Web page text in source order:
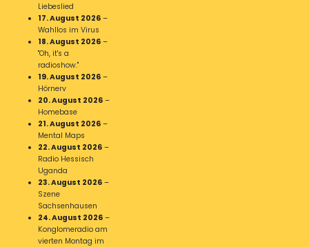
Liebeslied
17. August 2026 –
Wahllos im Virus
18. August 2026 –
"Oh, it's a
radioshow."
19. August 2026 –
Hörnerv
20. August 2026 –
Homebase
21. August 2026 –
Mental Maps
22. August 2026 –
Radio Hessisch
Uganda
23. August 2026 –
Szene
Sachsenhausen
24. August 2026 –
Konglomeradio am
vierten Montag im